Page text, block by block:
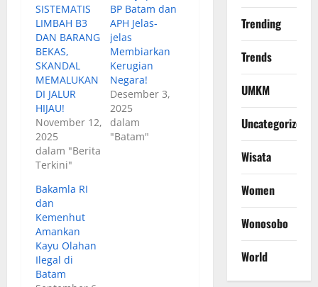
SISTEMATIS
LIMBAH B3
DAN BARANG
BEKAS,
SKANDAL
MEMALUKAN
DI JALUR
HIJAU!
November 12,
2025
dalam "Berita
Terkini"
BP Batam dan
APH Jelas-
jelas
Membiarkan
Kerugian
Negara!
Desember 3,
2025
dalam
"Batam"
Bakamla RI
dan
Kemenhut
Amankan
Kayu Olahan
Ilegal di
Batam
Trending
Trends
UMKM
Uncategorized
Wisata
Women
Wonosobo
World